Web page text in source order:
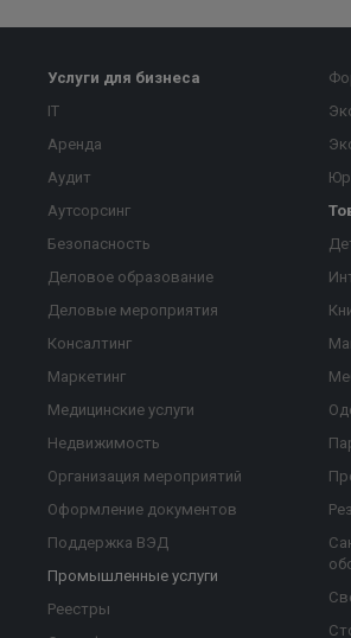
Услуги для бизнеса
IT
Аренда
Аудит
Аутсорсинг
Безопасность
Деловое образование
Деловые мероприятия
Консалтинг
Маркетинг
Медицинские услуги
Недвижимость
Организация мероприятий
Оформление документов
Поддержка ВЭД
Промышленные услуги
Реестры